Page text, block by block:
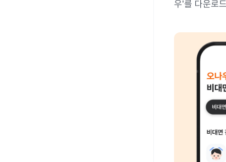
우'를 다운로